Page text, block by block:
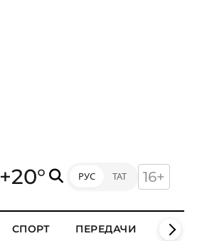
+20° РУС ТАТ 16+
СПОРТ ПЕРЕДАЧИ КЛИПЫ